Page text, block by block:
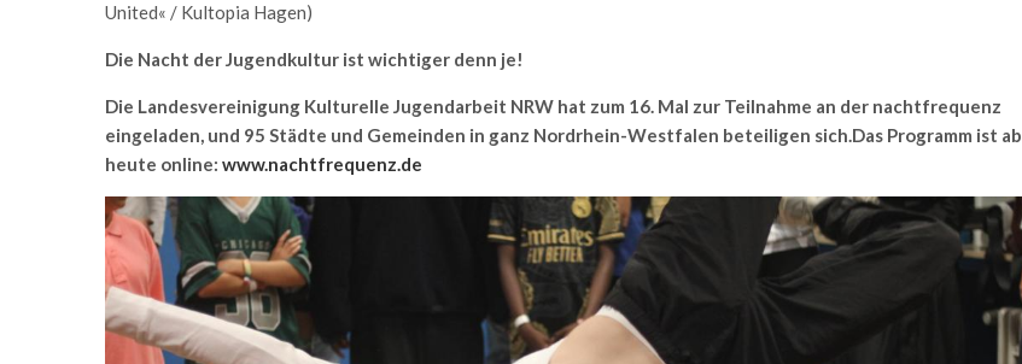
United« / Kultopia Hagen)
Die Nacht der Jugendkultur ist wichtiger denn je!
Die Landesvereinigung Kulturelle Jugendarbeit NRW hat zum 16. Mal zur Teilnahme an der nachtfrequenz
eingeladen, und 95 Städte und Gemeinden in ganz Nordrhein-Westfalen beteiligen sich.Das Programm ist ab
heute online: www.nachtfrequenz.de